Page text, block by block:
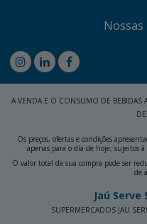
Nossas
A VENDA E O CONSUMO DE BEBIDAS
Os preços, ofertas e condições
apenas para o dia de hoje, sujeitos
O valor total da sua compra pode ser
de
Jaú
SUPERMERCADOS JAU